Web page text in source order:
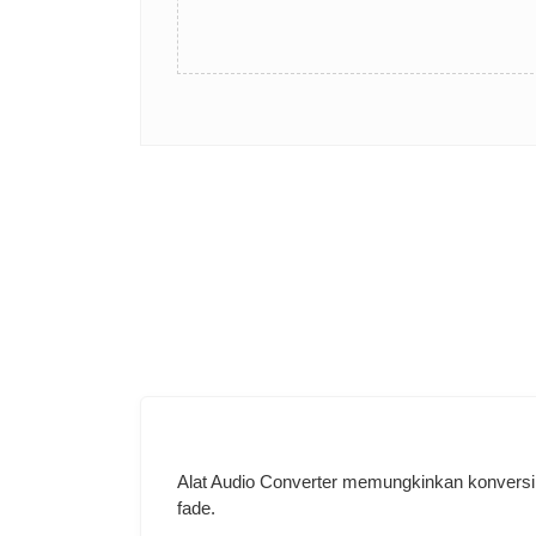
Alat Audio Converter memungkinkan
fade.